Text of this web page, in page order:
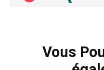
Vous